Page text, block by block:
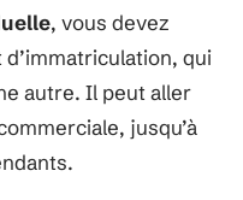
, vous devez
qui
autre. Il peut aller
jusqu’à